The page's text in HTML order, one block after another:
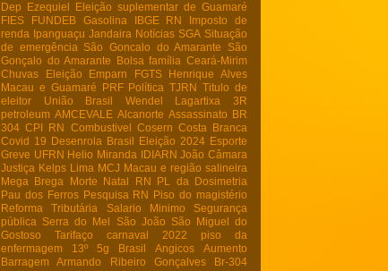
Dep Ezequiel
Eleição suplementar de Guamaré
FIES
FUNDEB Gasolina IBGE RN
Imposto de
renda Ipanguaçu Jandaira Notícias SGA Situação
de emergência
São Goncalo do Amarante
São
Gonçalo do Amarante
Bolsa família Ceará-Mirim
Chuvas
Eleição Emparn FGTS
Henrique Alves
Macau e Guamaré
PRF Política TJRN Titulo de
eleitor
União Brasil Wendel Lagartixa
3R
petroleum AMCEVALE Alcanorte Assassinato BR
304 CPI RN Combustivel Cosern Costa Branca
Covid 19 Desenrola Brasil Eleição 2024 Esporte
Greve UFRN Helio Miranda IDIARN João Câmara
Justiça Kelps Lima MCJ Macau e região salineira
Mega Brega
Morte Natal RN
PL da Dosimetria
Pau dos Ferros Pesquisa RN Piso do magistério
Reforma Tributária
Salario Minimo
Segurança
pública
Serra do Mel São João
São Miguel do
Gostoso
Tarifaço carnaval 2022
piso da
enfermagem
13º 5g Brasil Angicos
Aumento
Barragem Armando Ribeiro Gonçalves
Br-304